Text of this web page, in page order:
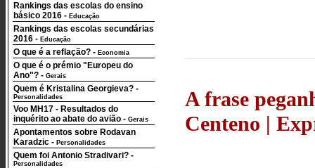
Rankings das escolas do ensino
básico 2016 - Educação
Rankings das escolas secundárias
2016 - Educação
O que é a reflação? - Economia
O que é o prémio "Europeu do
Ano"? - Gerais
Quem é Kristalina Georgieva? -
Personalidades
Voo MH17 - Resultados do
inquérito ao abate do avião - Gerais
Apontamentos sobre Rodavan
Karadzic - Personalidades
Quem foi Antonio Stradivari? -
Personalidades
A frase
Centeno |